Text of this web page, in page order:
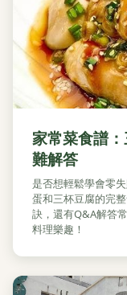
家常菜食譜
難解答
是否想輕鬆學會零
蛋和三杯豆腐的完
訣，還有Q&A解答
料理樂趣！